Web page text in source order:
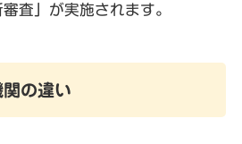
査」が実施されます。
の違い